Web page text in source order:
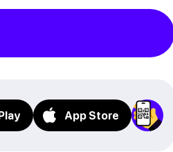
App Store